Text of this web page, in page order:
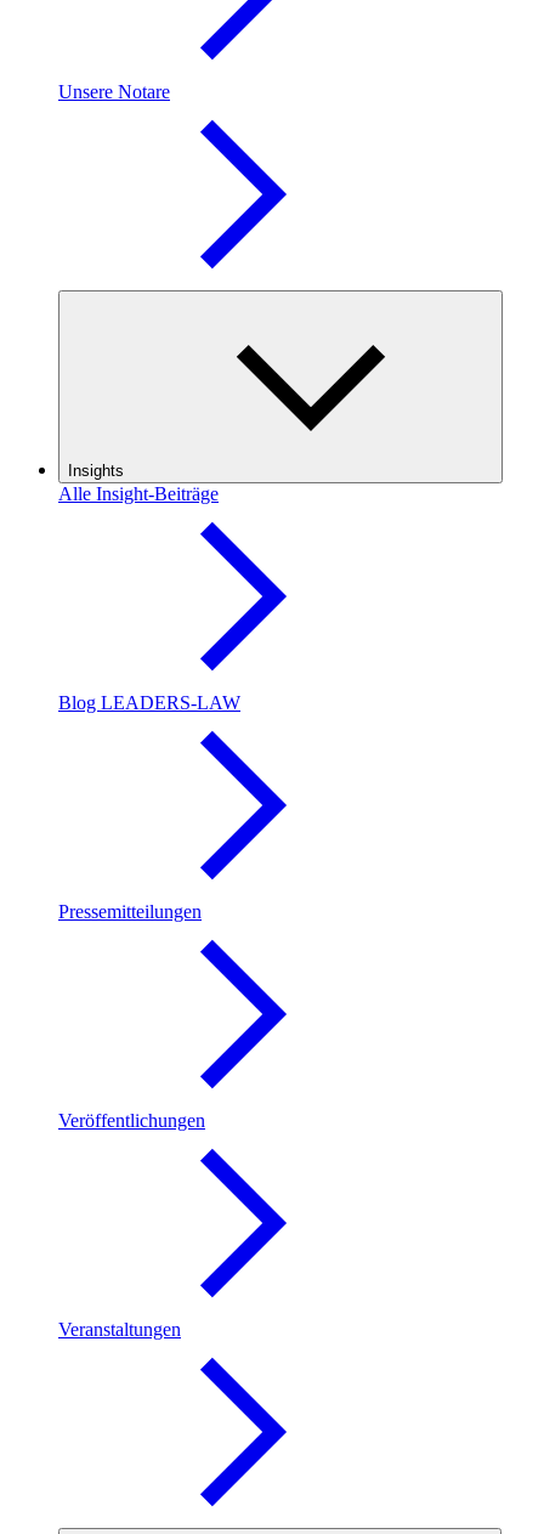
Unsere Notare
Insights
Alle Insight-Beiträge
Blog LEADERS-LAW
Pressemitteilungen
Veröffentlichungen
Veranstaltungen